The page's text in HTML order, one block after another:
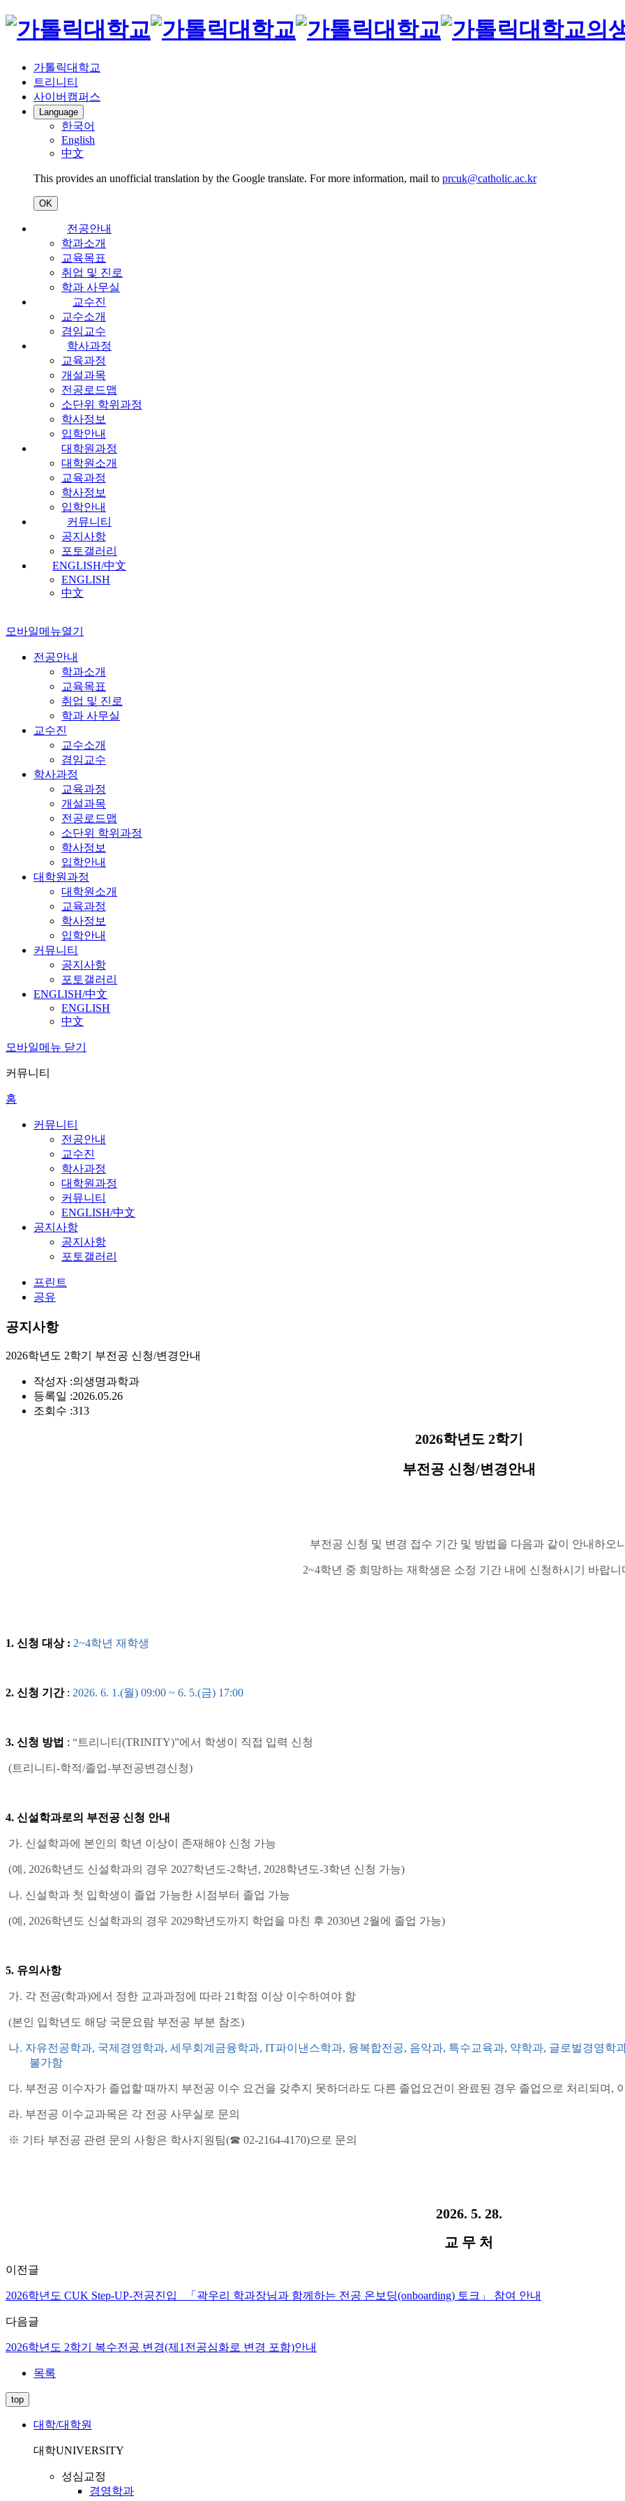
의
가톨릭대학교
트리니티
사이버캠퍼스
Language
한국어
English
中文
This provides an unofficial translation by the Google translate. For more information, mail to prcuk@catholic.ac.kr
OK
전공안내
학과소개
교육목표
취업 및 진로
학과 사무실
교수진
교수소개
겸임교수
학사과정
교육과정
개설과목
전공로드맵
소단위 학위과정
학사정보
입학안내
대학원과정
대학원소개
교육과정
학사정보
입학안내
커뮤니티
공지사항
포토갤러리
ENGLISH/中文
ENGLISH
中文
모바일메뉴열기
전공안내
학과소개
교육목표
취업 및 진로
학과 사무실
교수진
교수소개
겸임교수
학사과정
교육과정
개설과목
전공로드맵
소단위 학위과정
학사정보
입학안내
대학원과정
대학원소개
교육과정
학사정보
입학안내
커뮤니티
공지사항
포토갤러리
ENGLISH/中文
ENGLISH
中文
모바일메뉴 닫기
커뮤니티
홈
커뮤니티
전공안내
교수진
학사과정
대학원과정
커뮤니티
ENGLISH/中文
공지사항
공지사항
포토갤러리
프린트
공유
공지사항
2026학년도 2학기 부전공 신청/변경안내
작성자 :의생명과학과
등록일 :2026.05.26
조회수 :313
2026학년도 2학기
부전공 신청/변경안내
부전공 신청 및 변경 접수 기간 및 방법을 다음과 같이 안내하오
2~4학년 중 희망하는 재학생은 소정 기간 내에 신청하시기 바랍니
1. 신청 대상 : 2~4학년 재학생
2. 신청 기간 : 2026. 6. 1.(월) 09:00 ~ 6. 5.(금) 17:00
3. 신청 방법 : “트리니티 (TRINITY)”에서 학생이 직접 입력 신청
(트리니티 -학적/졸업-부전공변경신청)
4. 신설학과로의 부전공 신청 안내
가. 신설학과에 본인의 학년 이상이 존재해야 신청 가능
(예 , 2026학년도 신설학과의 경우 2027학년도-2학년 , 2028학년도-3학년 신청 가능)
나. 신설학과 첫 입학생이 졸업 가능한 시점부터 졸업 가능
(예 , 2026학년도 신설학과의 경우 2029학년도까지 학업을 마친 후 2030년 2월에 졸업 가능)
5. 유의사항
가. 각 전공(학과)에서 정한 교과과정에 따라 21 학점 이상 이수하여야 함
(본인 입학년도 해당 국문요람 부전공 부분 참조)
나. 자유전공학과, 국제경영학과, 세무회계금융학과, IT파이낸스학과, 융복합전공, 음악과, 특수교육과, 약학과, 글로벌경영학
불가함
다. 부전공 이수자가 졸업할 때까지 부전공 이수 요건을 갖추지 못하더라도 다른 졸업요건이 완료된 경우 졸업으로 처리되며 ,
라. 부전공 이수교과목은 각 전공 사무실로 문의
※ 기타 부전공 관련 문의 사항은 학사지원팀(☎ 02-2164-4170)으로 문의
2026. 5. 28.
교 무 처
이전글
2026학년도 CUK Step-UP-전공진입 _「곽우리 학과장님과 함께하는 전공 온보딩(onboarding) 토크」 참여 안내
다음글
2026학년도 2학기 복수전공 변경(제1전공심화로 변경 포함)안내
목록
top
대학/대학원
대학UNIVERSITY
성심교정
경영학과